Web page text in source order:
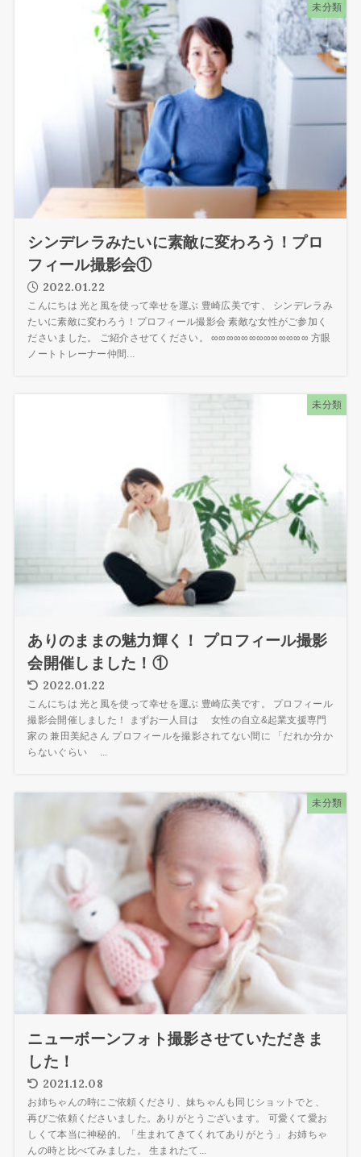
未分類
シンデレラみたいに素敵に変わろう！プロ
フィール撮影会①
2022.01.22
こんにちは 光と風を使って幸せを運ぶ 豊崎広美です、 シンデレラみ
たいに素敵に変わろう！プロフィール撮影会 素敵な女性がご参加く
ださいました。 ご紹介させてください。 ∞∞∞∞∞∞∞∞∞∞∞∞∞ 方眼
ノートトレーナー仲間...
未分類
ありのままの魅力輝く！ プロフィール撮影
会開催しました！①
2022.01.22
こんにちは 光と風を使って幸せを運ぶ 豊崎広美です。 プロフィール
撮影会開催しました！ まずお一人目は 女性の自立&起業支援専門
家の 兼田美紀さん プロフィールを撮影されてない間に 「だれか分か
らないぐらい ...
未分類
ニューボーンフォト撮影させていただきま
した！
2021.12.08
お姉ちゃんの時にご依頼くださり、妹ちゃんも同じショットでと、
再びご依頼くださいました。ありがとうございます。 可愛くて愛お
しくて本当に神秘的。「生まれてきてくれてありがとう」 お姉ちゃ
んの時と比べてみました。 生まれたて...